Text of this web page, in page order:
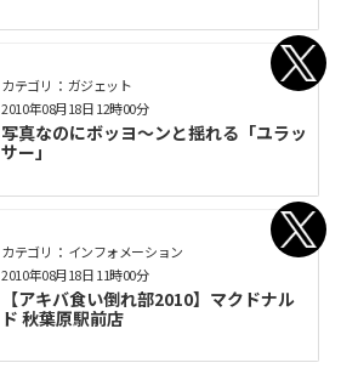
カテゴリ： ガジェット
写真なのにボッヨ～ンと揺れる「ユラッ
サー」
2010年08月18日 12時00分
カテゴリ： インフォメーション
【アキバ食い倒れ部2010】マクドナル
ド 秋葉原駅前店
2010年08月18日 11時00分